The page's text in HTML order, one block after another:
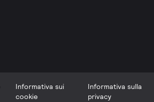
Informativa sui
cookie
Informativa sulla
privacy